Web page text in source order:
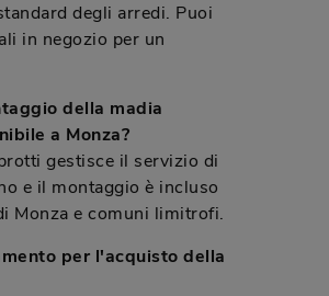
degli arredi. Puoi
in negozio per un
della madia
a Monza?
gestisce il servizio di
e il montaggio è incluso
Monza e comuni limitrofi.
per l'acquisto della